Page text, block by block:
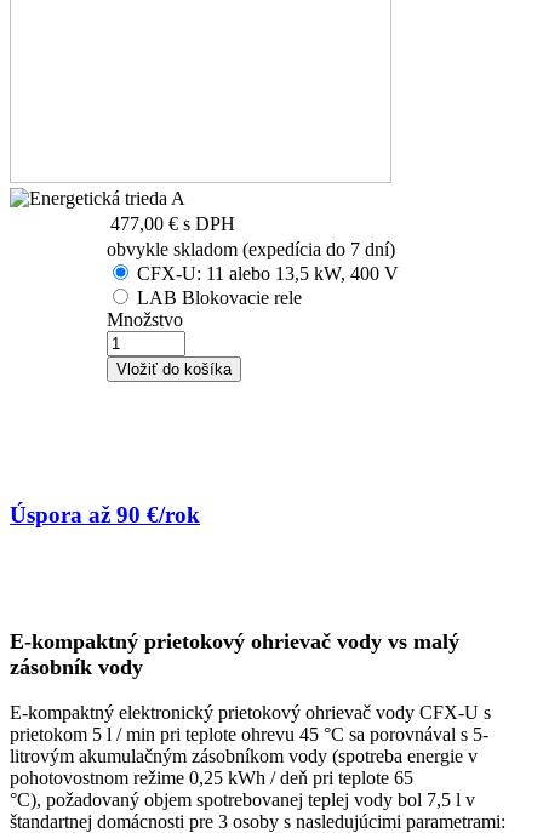
477,00 € s DPH
obvykle skladom (expedícia do 7 dní)
CFX-U: 11 alebo 13,5 kW, 400 V
LAB Blokovacie rele
Množstvo
Úspora až 90 €/rok
E-kompaktný prietokový ohrievač vody vs malý
zásobník vody
E-kompaktný elektronický prietokový ohrievač vody CFX-U s
prietokom 5 l / min pri teplote ohrevu 45 °C sa porovnával s 5-
litrovým akumulačným zásobníkom vody (spotreba energie v
pohotovostnom režime 0,25 kWh / deň pri teplote 65
°C), požadovaný objem spotrebovanej teplej vody bol 7,5 l v
štandartnej domácnosti pre 3 osoby s nasledujúcimi parametrami: